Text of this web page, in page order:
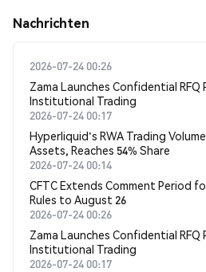
Nachrichten
2026-07-24 00:26
Zama Launches Confidential
Institutional Trading
2026-07-24 00:17
Hyperliquid's RWA Trading
Assets, Reaches 54% Share
2026-07-24 00:14
CFTC Extends Comment Period
Rules to August 26
2026-07-24 00:26
Zama Launches Confidential
Institutional Trading
2026-07-24 00:17